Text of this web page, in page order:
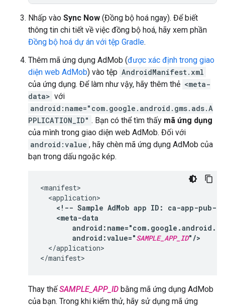
Nhấp vào Sync Now (Đồng bộ hoá ngay). Để biết
thông tin chi tiết về việc đồng bộ hoá, hãy xem phần
Đồng bộ hoá dự án với tệp Gradle.
Thêm mã ứng dụng AdMob (được xác định trong giao
diện web AdMob) vào tệp AndroidManifest.xml
của ứng dụng. Để làm như vậy, hãy thêm thẻ <meta-
data> với
android:name="com.google.android.gms.ads.A
PPLICATION_ID" . Bạn có thể tìm thấy mã ứng dụng
của mình trong giao diện web AdMob. Đối với
android:value , hãy chèn mã ứng dụng AdMob của
bạn trong dấu ngoặc kép.
<!-- Sample AdMob app ID:
ca-app-pub-
android:value="SAMPLE_APP_ID"/>
</application>
Thay thếSAMPLE_APP_ID bằng mã ứng dụng AdMob
của bạn. Trong khi kiểm thử, hãy sử dụng mã ứng